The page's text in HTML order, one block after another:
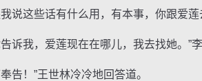
这些话有什么用，有本事，你跟爱莲
我，爱莲现在在哪儿，我去找她。”李
！”王世林冷冷地回答道。